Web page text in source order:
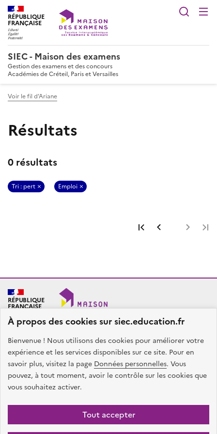
À propos des cookies sur siec.education.fr
Bienvenue ! Nous utilisons des cookies pour améliorer votre
expérience et les services disponibles sur ce site. Pour en
savoir plus, visitez la page Données personnelles. Vous
pouvez, à tout moment, avoir le contrôle sur les cookies que
vous souhaitez activer.
Tout accepter
RÉPUBLIQUE
FRANÇAISE
SIEC - Maison des examens
Gestion des examens et des concours
Académies de Créteil, Paris et Versailles
Voir le fil d’Ariane
Résultats
0 résultats
Tri : pert Emploi
Première page
Page
RÉPUBLIQUE
FRANÇAISE
SIEC - Maison des examens
Académies de Créteil, Paris et Versailles
7, rue Ernest Renan
94749 ARCUEIL CEDEX
Nous contacter
facebook
x instagramlinkedin